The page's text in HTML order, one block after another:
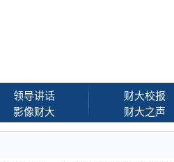
领导讲话
影像财大
财大校报
财大之声